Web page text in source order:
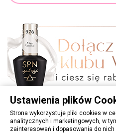
Ustawienia plików
Strona wykorzystuje pliki cookies w
analitycznych i marketingowych, w
zainteresowań i dopasowania do